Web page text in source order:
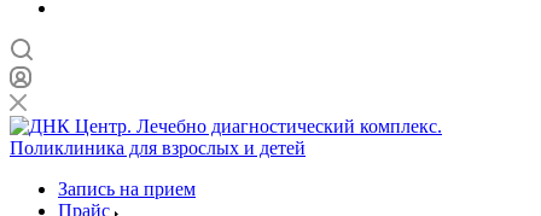
Запись на прием
Прайс